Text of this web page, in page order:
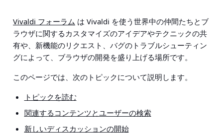
Vivaldi フォーラム は Vivaldi を使う世界中の仲間たちとブ
ラウザに関するカスタマイズのアイデアやテクニックの共
有や、新機能のリクエスト、バグのトラブルシューティン
グによって、ブラウザの開発を盛り上げる場所です。
このページでは、次のトピックについて説明します。
トピックを読む
関連するコンテンツとユーザーの検索
新しいディスカッションの開始